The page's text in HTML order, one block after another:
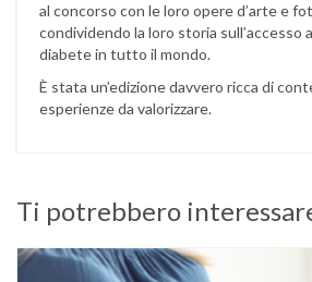
al concorso con le loro opere d’arte e
condividendo la loro storia sull’accesso
diabete in tutto il mondo.
È stata un’edizione davvero ricca di
esperienze da valorizzare.
Ti potrebbero